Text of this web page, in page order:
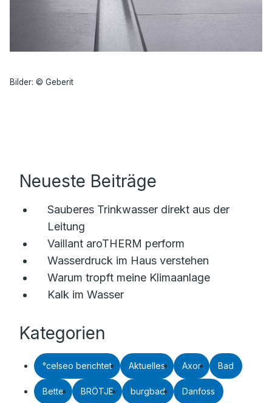
Bilder: © Geberit
Neueste Beiträge
Sauberes Trinkwasser direkt aus der
Leitung
Vaillant aroTHERM perform
Wasserdruck im Haus verstehen
Warum tropft meine Klimaanlage
Kalk im Wasser
Kategorien
°celseo berichtet Aktuelles Axor Bad
Bette BRÖTJE burgbad Danfoss